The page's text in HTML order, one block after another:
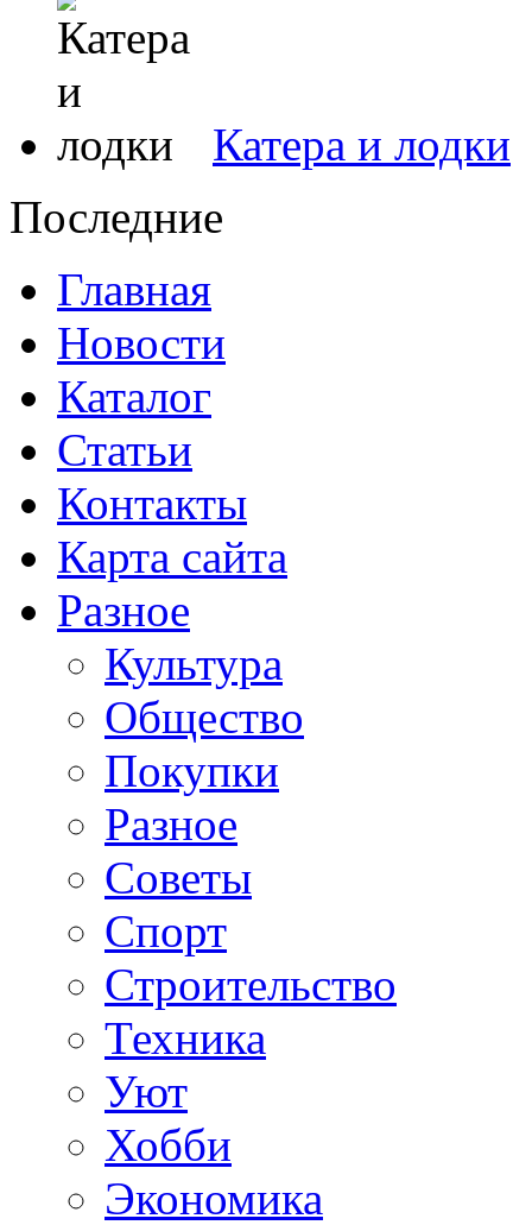
Катера и лодки
Последние
Главная
Новости
Каталог
Статьи
Контакты
Карта сайта
Разное
Культура
Общество
Покупки
Разное
Советы
Спорт
Строительство
Техника
Уют
Хобби
Экономика